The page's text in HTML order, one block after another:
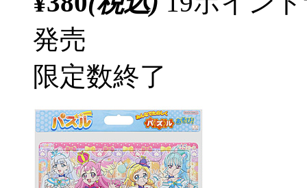
発売
限定数終了